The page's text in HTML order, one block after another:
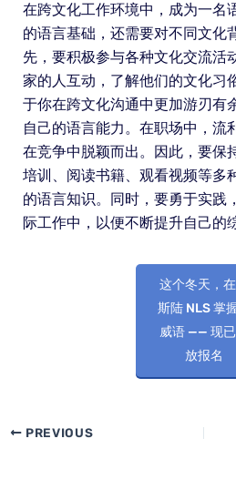
在跨文化工作环境中，成为一名
的语言基础，还需要对不同文化
先，要积极参与各种文化交流活
家的人互动，了解他们的文化习
于你在跨文化沟通中更加游刃有
自己的语言能力。在职场中，流
在竞争中脱颖而出。因此，要保
培训、阅读书籍、观看视频等多
的语言知识。同时，要勇于实践
际工作中，以便不断提升自己的
这个冬天，
斯陆 NLS 掌
威语 —— 现
放报名
PREVIOUS